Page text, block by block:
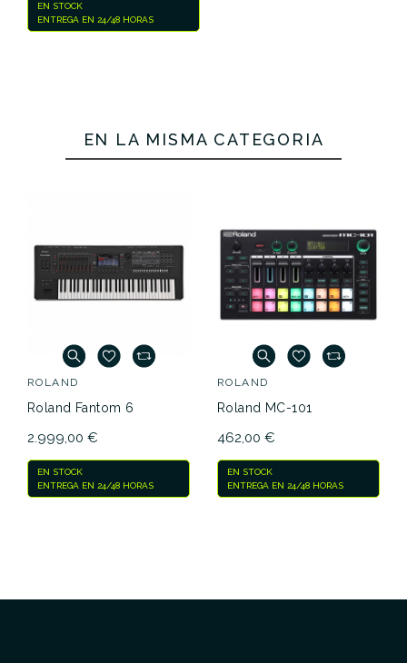
EN STOCK
ENTREGA EN 24/48 HORAS
EN LA MISMA CATEGORÍA
ROLAND
Roland Fantom 6
2.999,00 €
EN STOCK
ENTREGA EN 24/48 HORAS
ROLAND
Roland MC-101
462,00 €
EN STOCK
ENTREGA EN 24/48 HORAS